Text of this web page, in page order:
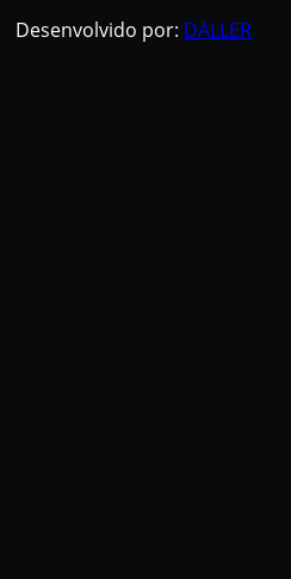
Desenvolvido por: DALLER